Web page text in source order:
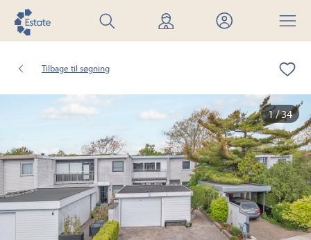
Søg
bolig
Find
mægler
Mit
Estate
Menu
Tilbage til søgning
1 / 34